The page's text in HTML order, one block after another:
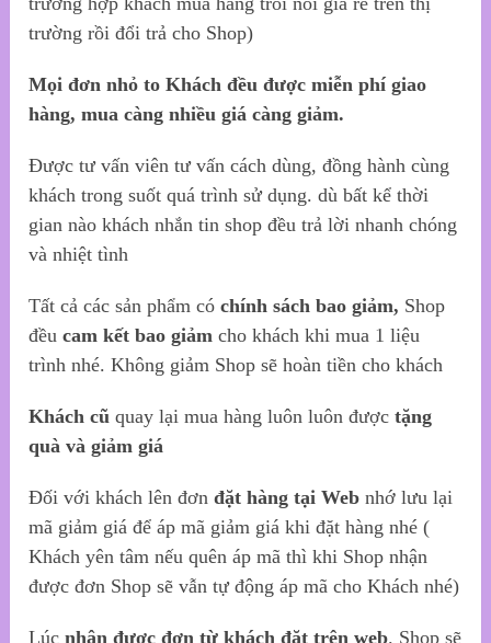
trường rồi đổi trả cho Shop)
Mọi đơn nhỏ to Khách đều được miễn phí giao
hàng, mua càng nhiều giá càng giảm.
Được tư vấn viên tư vấn cách dùng, đồng hành cùng
khách trong suốt quá trình sử dụng. dù bất kể thời
gian nào khách nhắn tin shop đều trả lời nhanh chóng
và nhiệt tình
Tất cả các sản phẩm cóchính sách bao giảm, Shop
đều cam kết bao giảm cho khách khi mua 1 liệu
trình nhé. Không giảm Shop sẽ hoàn tiền cho khách
Khách cũ quay lại mua hàng luôn luôn đượctặng
quà và giảm giá
Đối với khách lên đơnđặt hàng tại Web nhớ lưu lại
mã giảm giá để áp mã giảm giá khi đặt hàng nhé (
Khách yên tâm nếu quên áp mã thì khi Shop nhận
được đơn Shop sẽ vẫn tự động áp mã cho Khách nhé)
Lúc nhận được đơn từ khách đặt trên web. Shop sẽ